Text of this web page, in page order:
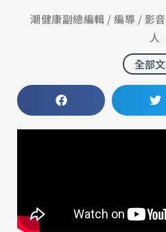
潮健康副總編輯 / 編導 / 影
人
全部